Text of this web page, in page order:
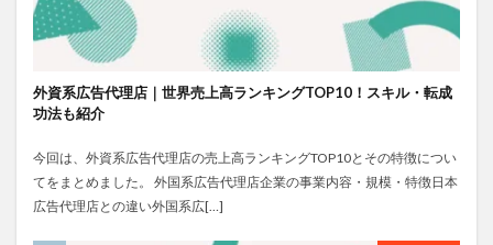
外資系広告代理店｜世界売上高ランキングTOP10！スキル・転成
功法も紹介
今回は、外資系広告代理店の売上高ランキングTOP10とその特徴につい
てをまとめました。 外国系広告代理店企業の事業内容・規模・特徴日本
広告代理店との違い外国系広[…]